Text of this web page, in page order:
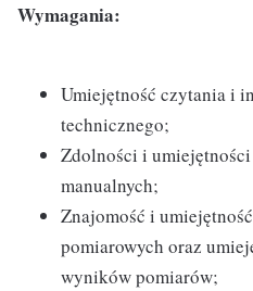
Wymagania:
Umiejętność czytania i
technicznego;
Zdolności i
manualnych;
Znajomość i
pomiarowych oraz
wyników pomiarów;